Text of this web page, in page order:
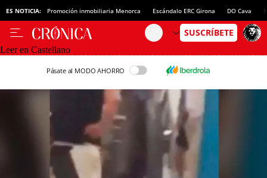
ES NOTICIA: Promoción inmobiliaria Menorca Escándalo ERC Girona DO Cava
Leer en Castellano
Pásate al MODO AHORRO